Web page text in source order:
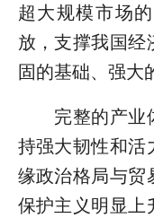
超大规模市场
放，支撑我国经
固的基础、强大
完整的产业体
持强大韧性和活
缘政治格局与贸
保护主义明显上